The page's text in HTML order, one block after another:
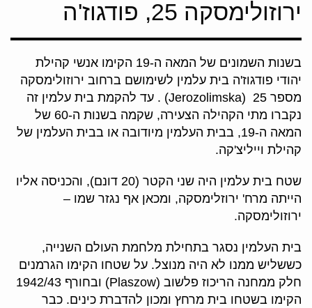
ירוזולימסקה 25, פודגוז'ה
בשנות השמונים של המאה ה-19 הקימו אנשי קהילת
יהודי פודגוז'ה בית עלמין לשימושם ברחוב ירוזולימסקה
מספר 25
(Jerozolimska) . עד להקמת בית עלמין זה
נקברו מתי הקהילה הצעירה, שקמה בשנות ה-60 של
המאה ה-19, בבית העלמין מיודובה או בבית העלמין של
קהילת וייליצ'קה.
שטח בית עלמין היה שני הקטר (20 דונם), והכניסה אליו
הייתה מרח' ירוזלימסקה, ומכאן אף נגזר שמו –
ירוזולימסקה.
בית העלמין נסגר בתחילת מלחמת העולם השנייה,
כששליש ממנו לא היה מנוצל. על שטחו הקימו הגרמנים
חלק ממחנה הריכוז פלשוב (Plaszow)
ובחורף 1942/43
הקימו בשטחו בית מרחץ ומכון להדברת כינים. כבר